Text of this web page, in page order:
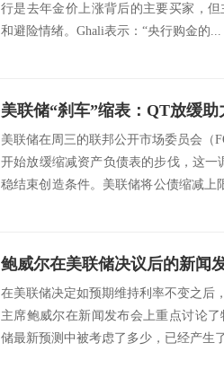
行是去年金价上涨背后的主要买家，
和避险情绪。Ghali表示：“央行购金的...
美联储在周三的联邦公开市场委员会（
开始放缓缩减资产负债表的步伐，这
稳结束创造条件。美联储将公债缩减上
鲍威尔在美联储决议后的新闻
在美联储决定如预期维持利率不变之后
主席鲍威尔在新闻发布会上重点讨论
储最新预测中被考虑了多少，已经产生